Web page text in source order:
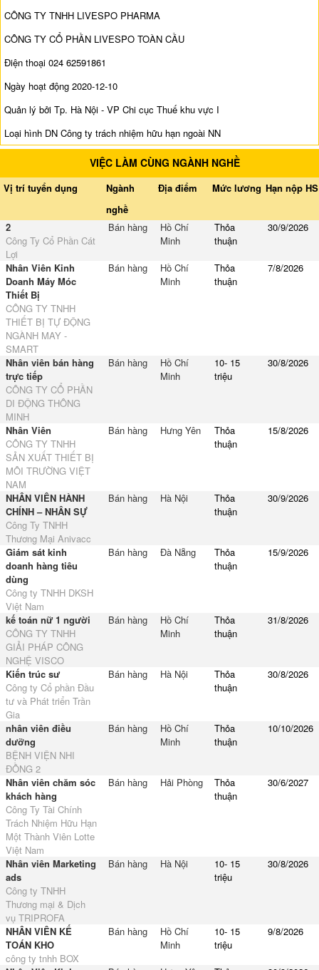
CÔNG TY TNHH LIVESPO PHARMA
CÔNG TY CỔ PHẦN LIVESPO TOÀN CẦU
Điện thoại 024 62591861
Ngày hoạt động 2020-12-10
Quản lý bởi Tp. Hà Nội - VP Chi cục Thuế khu vực I
Loại hình DN Công ty trách nhiệm hữu hạn ngoài NN
VIỆC LÀM CÙNG NGÀNH NGHỀ
Vị trí tuyển dụng
Ngành
nghề
Địa điểm Mức lương Hạn nộp HS
2
Công Ty Cổ Phần Cát
Lợi
Bán hàng
Hồ Chí
Minh
Thỏa
thuận
30/9/2026
Nhân Viên Kinh
Doanh Máy Móc
Thiết Bị
CÔNG TY TNHH
THIẾT BỊ TỰ ĐỘNG
NGÀNH MAY -
SMART
Bán hàng
Hồ Chí
Minh
Thỏa
thuận
7/8/2026
Nhân viên bán hàng
trực tiếp
CÔNG TY CỔ PHẦN
DI ĐỘNG THÔNG
MINH
Bán hàng
Hồ Chí
Minh
10- 15
triệu
30/8/2026
Nhân Viên
CÔNG TY TNHH
SẢN XUẤT THIẾT BỊ
MÔI TRƯỜNG VIỆT
NAM
Bán hàng Hưng Yên
Thỏa
thuận
15/8/2026
NHÂN VIÊN HÀNH
CHÍNH – NHÂN SỰ
Công Ty TNHH
Thương Mại Anivacc
Bán hàng Hà Nội
Thỏa
thuận
30/9/2026
Giám sát kinh
doanh hàng tiêu
dùng
Công ty TNHH DKSH
Việt Nam
Bán hàng Đà Nẵng
Thỏa
thuận
15/9/2026
kế toán nữ 1 người
CÔNG TY TNHH
GIẢI PHÁP CÔNG
NGHỆ VISCO
Bán hàng
Hồ Chí
Minh
Thỏa
thuận
31/8/2026
Kiến trúc sư
Công ty Cổ phần Đầu
tư và Phát triển Trần
Gia
Bán hàng Hà Nội
Thỏa
thuận
30/8/2026
nhân viên điều
dưỡng
BỆNH VIỆN NHI
ĐỒNG 2
Bán hàng
Hồ Chí
Minh
Thỏa
thuận
10/10/2026
Nhân viên chăm sóc
khách hàng
Công Ty Tài Chính
Trách Nhiệm Hữu Hạn
Một Thành Viên Lotte
Việt Nam
Bán hàng Hải Phòng
Thỏa
thuận
30/6/2027
Nhân viên Marketing
ads
Công ty TNHH
Thương mại & Dịch
vụ TRIPROFA
Bán hàng Hà Nội
10- 15
triệu
30/8/2026
NHÂN VIÊN KẾ
TOÁN KHO
công ty tnhh BOX
Bán hàng
Hồ Chí
Minh
10- 15
triệu
9/8/2026